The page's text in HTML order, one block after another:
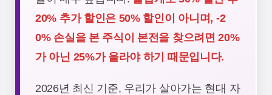
20% 추가 할인은 50% 할인이 아니며, -2
0% 손실을 본 주식이 본전을 찾으려면 20%
가 아닌 25%가 올라야 하기 때문입니다.
2026년 최신 기준, 우리가 살아가는 현대 자